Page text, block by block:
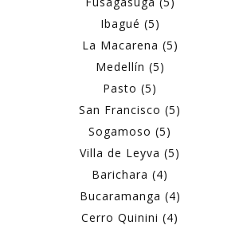
Ibagué (5)
La Macarena (5)
Medellín (5)
Pasto (5)
San Francisco (5)
Sogamoso (5)
Villa de Leyva (5)
Barichara (4)
Bucaramanga (4)
Cerro Quinini (4)